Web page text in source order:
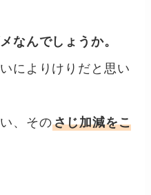
なんでしょうか。
によりけりだと思い
、そのさじ加減をこ